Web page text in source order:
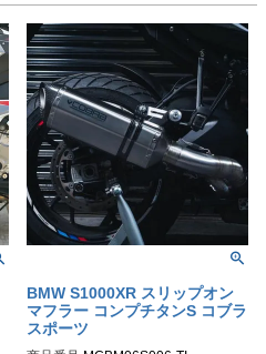
BMW S1000XR スリップオン
マフラー コンプチタンS コブラ
スポーツ